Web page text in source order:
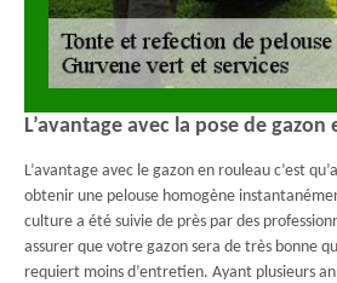
L’avantage avec la pose de gazon
L’avantage avec le gazon en rouleau c’est
obtenir une pelouse homogène
culture a été suivie de près par des
assurer que votre gazon sera de très bonne
requiert moins d’entretien. Ayant plusieurs